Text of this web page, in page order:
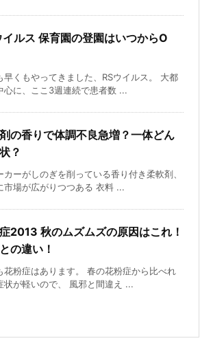
イルス 保育園の登園はいつからO
早くもやってきました、RSウイルス。 大都
心に、ここ3週連続で患者数 ...
の香りで体調不良急増？一体どん
？
カーがしのぎを削っている香り付き柔軟剤、
市場が広がりつつある 衣料 ...
2013 秋のムズムズの原因はこれ！
の違い！
花粉症はあります。 春の花粉症から比べれ
状が軽いので、 風邪と間違え ...